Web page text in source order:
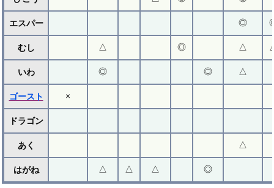
エスパー ◎
むし △ ◎ △
いわ ◎ ◎ △
ゴースト ×
ドラゴン
あく △
はがね △ △ △ ◎